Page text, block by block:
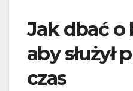
Jak dbać o
aby służył
czas